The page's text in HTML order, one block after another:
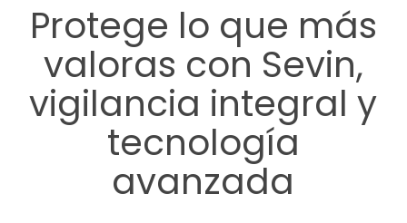
Protege lo que más
valoras con Sevin,
vigilancia integral y
tecnología
avanzada